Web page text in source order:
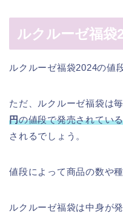
ルクルーゼ福袋
ルクルーゼ福袋2024の値
ただ、ルクルーゼ福袋は毎
円の値段で発売されてい
されるでしょう。
値段によって商品の数や
ルクルーゼ福袋は中身が